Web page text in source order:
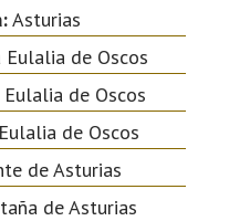
Asturias
de Oscos
Eulalia de Oscos
de Oscos
de Asturias
de Asturias